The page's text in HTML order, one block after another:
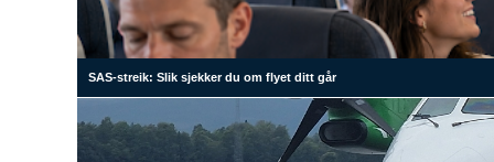
SAS-streik: Slik sjekker du om flyet ditt går